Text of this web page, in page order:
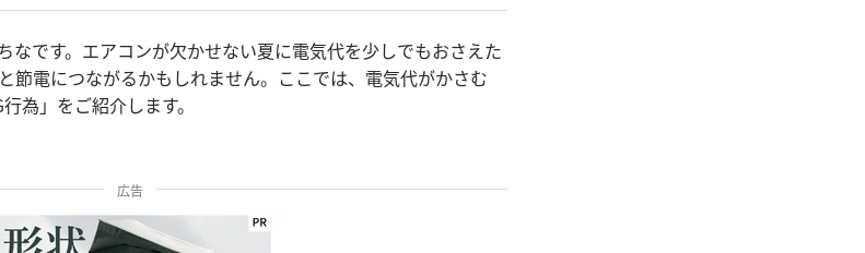
なです。エアコンが欠かせない夏に電気代を少しでもおさえた
節電につながるかもしれません。ここでは、電気代がかさむ
為」をご紹介します。
広告